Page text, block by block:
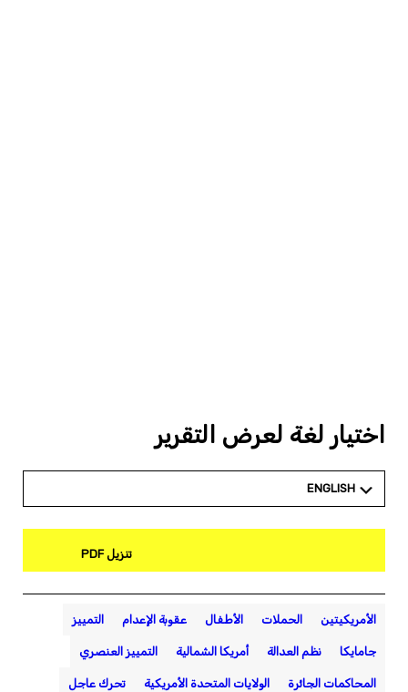
اختيار لغة لعرض التقرير
ENGLISH
تنزيل PDF
الأمريكيتين الحملات الأطفال عقوبة الإعدام التمييز
جامايكا نظم العدالة أمريكا الشمالية التمييز العنصري
المحاكمات الجائرة الولايات المتحدة الأمريكية تحرك عاجل